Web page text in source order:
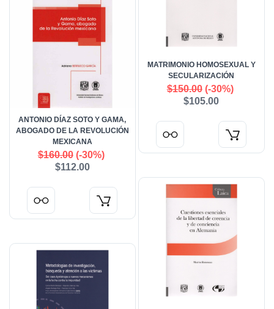
MATRIMONIO HOMOSEXUAL Y
SECULARIZACIÓN
$150.00(-30%)
$105.00
ANTONIO DÍAZ SOTO Y GAMA,
ABOGADO DE LA REVOLUCIÓN
MEXICANA
$160.00(-30%)
$112.00